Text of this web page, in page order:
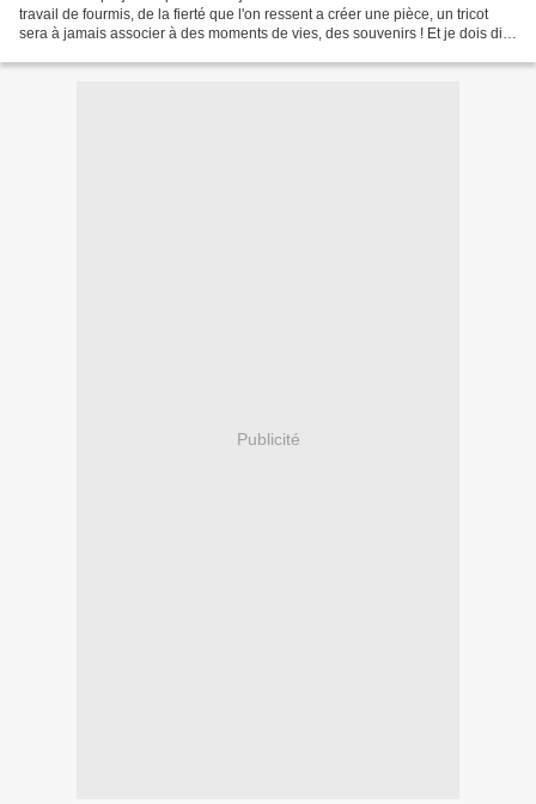
travail de fourmis, de la fierté que l'on ressent a créer une pièce, un tricot
sera à jamais associer à des moments de vies, des souvenirs ! Et je dois dire
Publicité